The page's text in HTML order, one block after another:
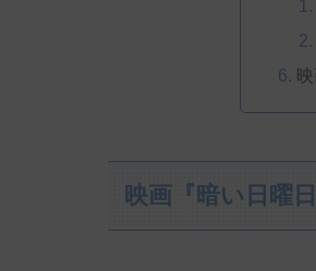
映画『暗い日曜